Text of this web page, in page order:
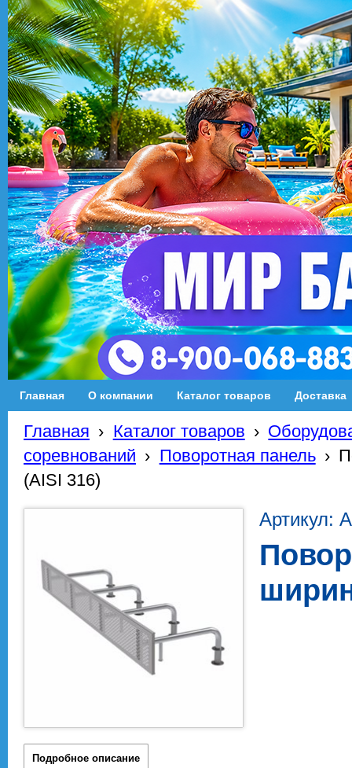
Главная О компании Каталог товаров Доставка
Главная › Каталог товаров ›
соревнований › Поворотная панель ›
(AISI 316)
Артикул:
Подробное описание